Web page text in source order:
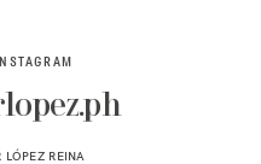
REINA